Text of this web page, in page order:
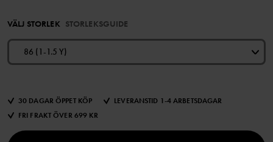
VÄLJ STORLEK STORLEKSGUIDE
86 (1-1.5 Y)
30 DAGAR ÖPPET KÖP
LEVERANSTID 1-4 ARBETSDAGAR
FRI FRAKT ÖVER 699 KR